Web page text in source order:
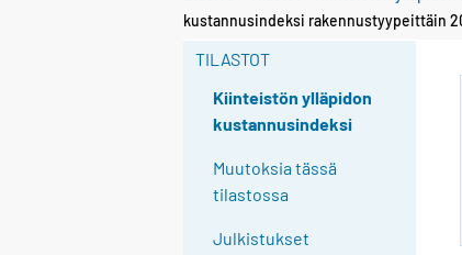
kustannusindeksi rakennustyypeittäin
TILASTOT
Kiinteistön ylläpidon
kustannusindeksi
Muutoksia tässä
tilastossa
Julkistukset